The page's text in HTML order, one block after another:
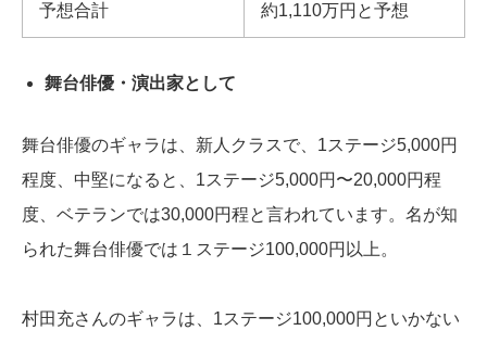
予想合計 約1,110万円と予想
舞台俳優・演出家として
舞台俳優のギャラは、新人クラスで、1ステージ5,000円
程度、中堅になると、1ステージ5,000円〜20,000円程
度、ベテランでは30,000円程と言われています。名が知
られた舞台俳優では１ステージ100,000円以上。
村田充さんのギャラは、1ステージ100,000円といかない